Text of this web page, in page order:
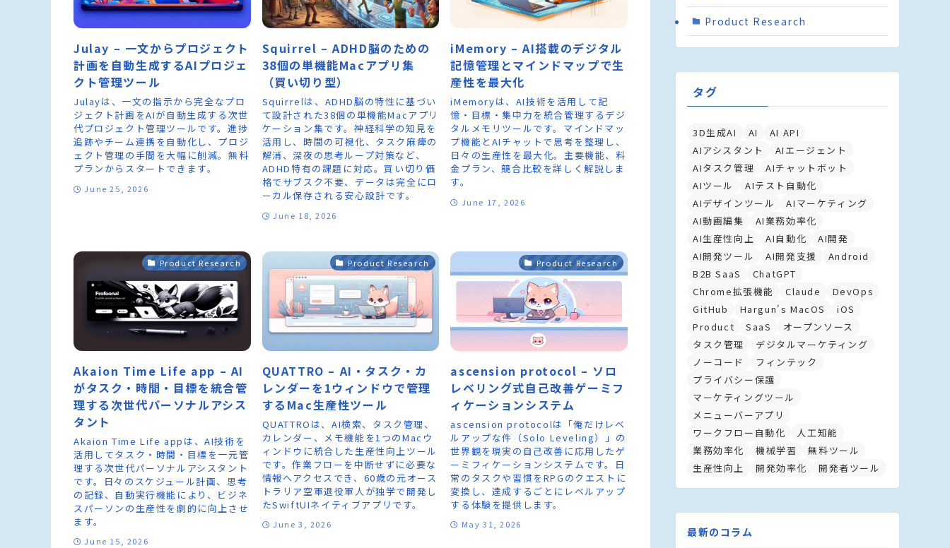
Julay – 一文からプロジェクト
計画を自動生成するAIプロジェ
クト管理ツール
Julayは、一文の指示から完全なプロ
ジェクト計画をAIが自動生成する次世
代プロジェクト管理ツールです。進捗
追跡やチーム連携を自動化し、プロジ
ェクト管理の手間を大幅に削減。無料
プランからスタートできます。
June 25, 2026
Squirrel – ADHD脳のための
38個の単機能Macアプリ集
（買い切り型）
Squirrelは、ADHD脳の特性に基づい
て設計された38個の単機能Macアプリ
ケーション集です。神経科学の知見を
活用し、時間の可視化、タスク麻痺の
解消、深夜の思考ループ対策など、
ADHD特有の課題に対応。買い切り価
格でサブスク不要、データは完全にロ
ーカル保存される安心設計です。
June 18, 2026
iMemory – AI搭載のデジタル
記憶管理とマインドマップで生
産性を最大化
iMemoryは、AI技術を活用して記
憶・目標・集中力を統合管理するデジ
タルメモリツールです。マインドマッ
プ機能とAIチャットで思考を整理し、
日々の生産性を最大化。主要機能、料
金プラン、競合比較を詳しく解説しま
す。
June 17, 2026
Product Research
Akaion Time Life app – AI
がタスク・時間・目標を統合管
理する次世代パーソナルアシス
タント
Akaion Time Life appは、AI技術を
活用してタスク・時間・目標を一元管
理する次世代パーソナルアシスタント
です。日々のスケジュール計画、思考
の記録、自動実行機能により、ビジネ
スパーソンの生産性を劇的に向上させ
ます。
June 15, 2026
Product Research
QUATTRO – AI・タスク・カ
レンダーを1ウィンドウで管理
するMac生産性ツール
QUATTROは、AI検索、タスク管理、
カレンダー、メモ機能を1つのMacウ
ィンドウに統合した生産性向上ツール
です。作業フローを中断せずに必要な
情報へアクセスでき、60歳の元オース
トラリア空軍退役軍人が独学で開発し
たSwiftUIネイティブアプリです。
June 3, 2026
Product Research
ascension protocol – ソロ
レベリング式自己改善ゲーミフ
ィケーションシステム
ascension protocolは「俺だけレベ
ルアップな件（Solo Leveling）」の
世界観を現実の自己改善に応用したゲ
ーミフィケーションシステムです。日
常のタスクや習慣をRPGのクエストに
変換し、達成するごとにレベルアップ
する体験を提供します。
May 31, 2026
Product Research
タグ
3D生成AI AI
AI API
AIアシスタント
AIエージェント
AIタスク管理
AIチャットボット
AIツール
AIテスト自動化
AIデザインツール
AIマーケティング
AI動画編集
AI業務効率化
AI生産性向上
AI自動化
AI開発
AI開発ツール
AI開発支援
Android
B2B SaaS
ChatGPT
Chrome拡張機能
Claude
DevOps
GitHub
Hargun's MacOS
iOS
Product
SaaS
オープンソース
タスク管理
デジタルマーケティング
ノーコード
フィンテック
プライバシー保護
マーケティングツール
メニューバーアプリ
ワークフロー自動化
人工知能
業務効率化
機械学習
無料ツール
生産性向上
開発効率化 開発者ツール
最新のコラム